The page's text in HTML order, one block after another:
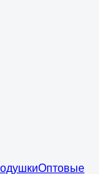
Оптовые